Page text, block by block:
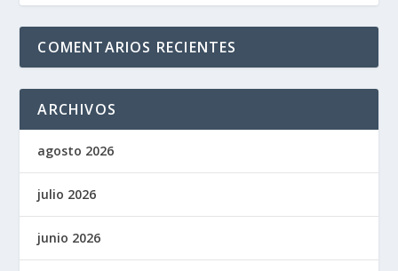
COMENTARIOS RECIENTES
ARCHIVOS
agosto 2026
julio 2026
junio 2026